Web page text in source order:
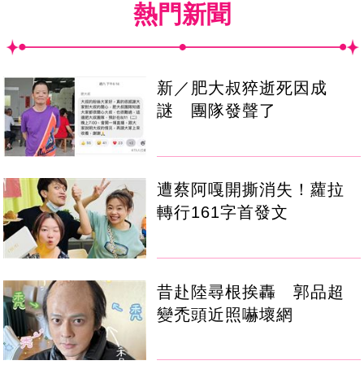
熱門新聞
新／肥大叔猝逝死因成
謎 團隊發聲了
遭蔡阿嘎開撕消失！蘿拉
轉行161字首發文
昔赴陸尋根挨轟 郭品超
變禿頭近照嚇壞網